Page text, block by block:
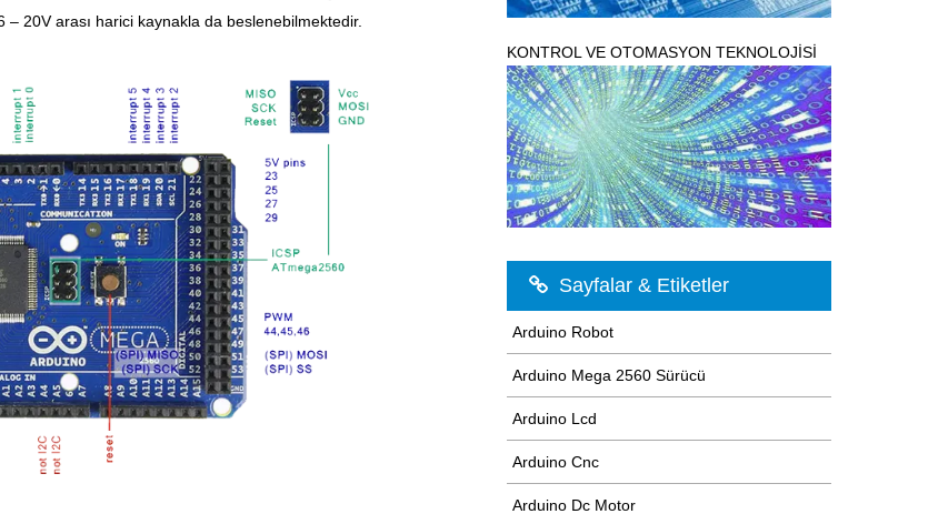
20V arası harici kaynakla da beslenebilmektedir.
KONTROL VE OTOMASYON TEKNOLOJİSİ
Sayfalar & Etiketler
Arduino Robot
Arduino Mega 2560 Sürücü
Arduino Lcd
Arduino Cnc
Arduino Dc Motor